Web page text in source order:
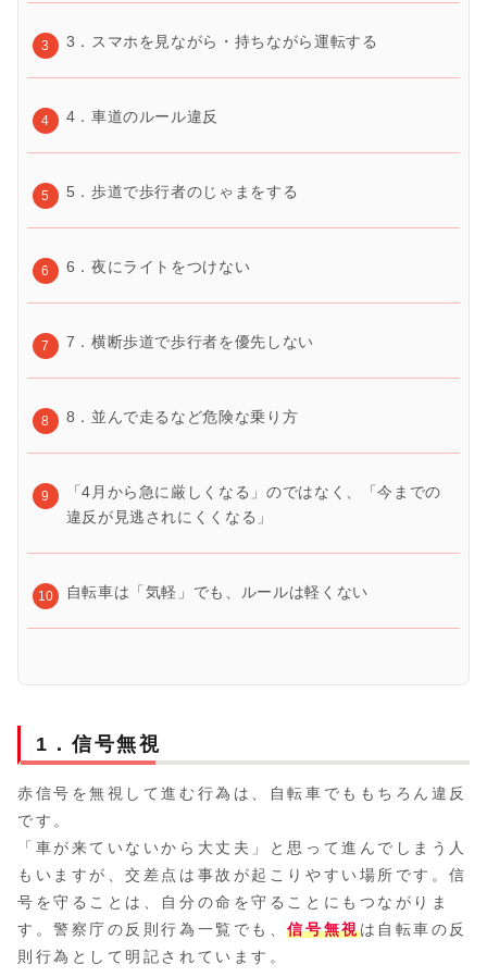
3．スマホを見ながら・持ちながら運転する
4．車道のルール違反
5．歩道で歩行者のじゃまをする
6．夜にライトをつけない
7．横断歩道で歩行者を優先しない
8．並んで走るなど危険な乗り方
「4月から急に厳しくなる」のではなく、「今までの
違反が見逃されにくくなる」
自転車は「気軽」でも、ルールは軽くない
1．信号無視
赤信号を無視して進む行為は、自転車でももちろん違反
です。
「車が来ていないから大丈夫」と思って進んでしまう人
もいますが、交差点は事故が起こりやすい場所です。信
号を守ることは、自分の命を守ることにもつながりま
す。警察庁の反則行為一覧でも、信号無視は自転車の反
則行為として明記されています。